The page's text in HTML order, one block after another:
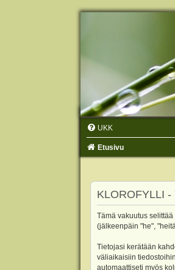
UKK
Etusivu
KLOROFYLLI
Tämä vakuutus
(jälkeenpäin "he",
Tietojasi kerätään
väliaikaisiin
automaattiseti myös